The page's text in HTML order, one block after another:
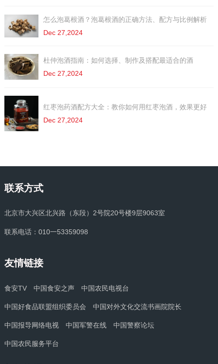
怎么泡葛根酒？泡葛根酒的正确方法、配方与比例解析
Dec 27,2024
杜仲泡酒指南：如何选择、制作及搭配最适合的酒
Dec 27,2024
红枣泡药酒配方大全：教你如何用红枣泡酒，效果更好
Dec 27,2024
联系方式
北京市大兴区北兴路（东段）2号院20号楼9层9063室
联系电话：010一53359098
友情链接
食安TV 中国食安之声 中国农民电视台
中国好食品联盟组织委员会 中国对外文化交流书画院院长
中国报导网络电视 中国军警在线 中国警察论坛
中国农民服务平台